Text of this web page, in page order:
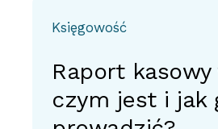
Księgowość
Raport
czym jest i jak